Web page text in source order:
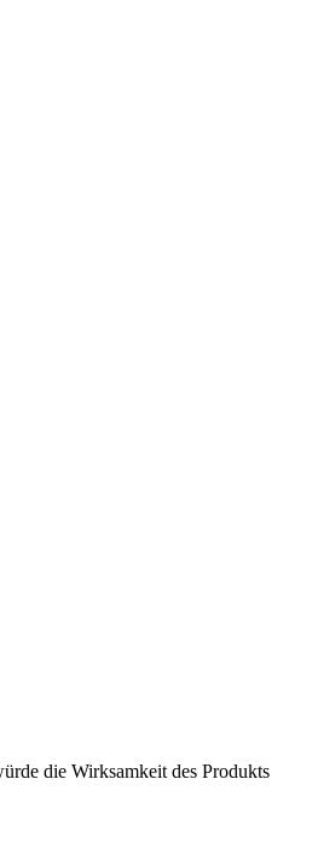
die Wirksamkeit des Produkts